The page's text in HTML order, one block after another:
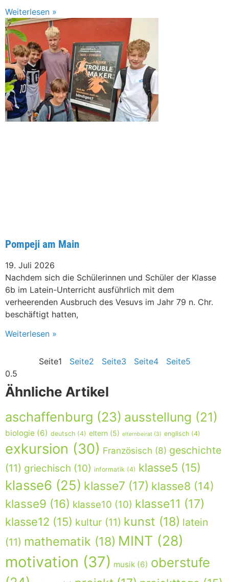
Weiterlesen »
Pompeji am Main
19. Juli 2026
Nachdem sich die Schülerinnen und Schüler der Klasse
6b im Latein-Unterricht ausführlich mit dem
verheerenden Ausbruch des Vesuvs im Jahr 79 n. Chr.
beschäftigt hatten,
Weiterlesen »
Seite1 Seite2 Seite3 Seite4 Seite5
Ähnliche Artikel
aschaffenburg (23) ausstellung (21)
biologie (6) deutsch (4) eltern (5) elternbeirat (3) englisch (4)
exkursion (30) Französisch (8) geschichte
(11) griechisch (10) informatik (4) klasse5 (15)
klasse6 (25) klasse7 (17) klasse8 (14)
klasse9 (16) klasse10 (10) klasse11 (17)
klasse12 (15) kultur (11) kunst (18) latein
(11) mathematik (18) MINT (28)
motivation (37) musik (6) oberstufe